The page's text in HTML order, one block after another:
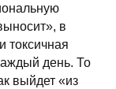
в
токсичная
день. То
выйдет «из